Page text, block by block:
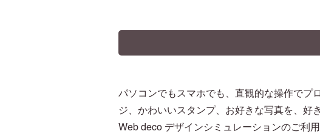
パソコンでもスマホでも、直観的な操作でプ
ジ、かわいいスタンプ、お好きな写真を、好
Web deco デザインシミュレーションのご利